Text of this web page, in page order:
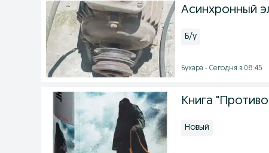
Асинхронный
Б/у
Бухара - Сегодня в 08:45
Книга
Новый